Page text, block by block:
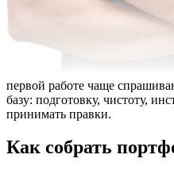
первой работе чаще
базу: подготовку, чистоту,
принимать правки.
Как собрать